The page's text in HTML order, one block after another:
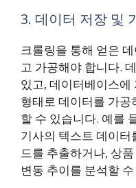
3. 데이터 저장 및
크롤링을 통해 얻은
고 가공해야 합니다.
있고, 데이터베이스
형태로 데이터를 가공
할 수 있습니다. 예를
기사의 텍스트 데이터
드를 추출하거나, 상
변동 추이를 분석할